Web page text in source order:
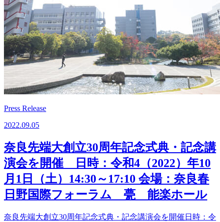
Press Release
2022.09.05
奈良先端大創立30周年記念式典・記念講
演会を開催 日時：令和4（2022）年10
月1日（土）14:30～17:10 会場：奈良春
日野国際フォーラム 甍 能楽ホール
奈良先端大創立30周年記念式典・記念講演会を開催日時：令